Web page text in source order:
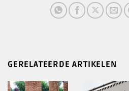
GERELATEERDE ARTIKELEN